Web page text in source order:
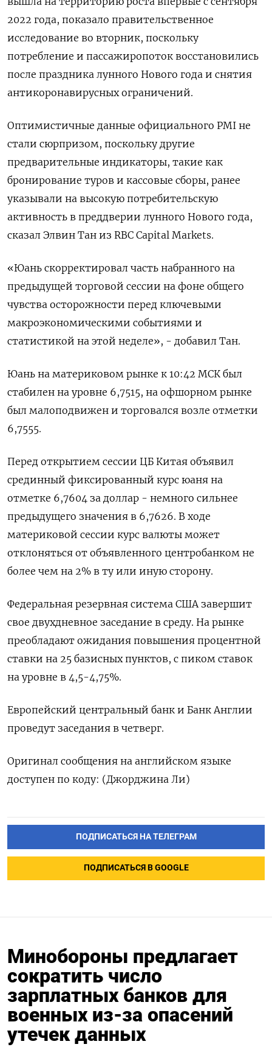
2022 года, показало правительственное
исследование во вторник, поскольку
потребление и пассажиропоток восстановились
после праздника лунного Нового года и снятия
антикоронавирусных ограничений.
Оптимистичные данные официального PMI не
стали сюрпризом, поскольку другие
предварительные индикаторы, такие как
бронирование туров и кассовые сборы, ранее
указывали на высокую потребительскую
активность в преддверии лунного Нового года,
сказал Элвин Тан из RBC Capital Markets.
«Юань скорректировал часть набранного на
предыдущей торговой сессии на фоне общего
чувства осторожности перед ключевыми
макроэкономическими событиями и
статистикой на этой неделе», - добавил Тан.
Юань на материковом рынке к 10:42 МСК был
стабилен на уровне 6,7515​, на офшорном рынке
был малоподвижен и торговался возле отметки
6,7555.
Перед открытием сессии ЦБ Китая объявил
срединный фиксированный курс юаня на
отметке 6,7604 за доллар - немного сильнее
предыдущего значения в 6,7626. В ходе
материковой сессии курс валюты может
отклоняться от объявленного центробанком не
более чем на 2% в ту или иную сторону.
Федеральная резервная система США завершит
свое двухдневное заседание в среду. На рынке
преобладают ожидания повышения процентной
ставки на 25 базисных пунктов, с пиком ставок
на уровне в 4,5-4,75%.
Европейский центральный банк и Банк Англии
проведут заседания в четверг.
Оригинал сообщения на английском языке
доступен по коду: (Джорджина Ли)
ПОДПИСАТЬСЯ НА ТЕЛЕГРАМ
ПОДПИСАТЬСЯ В GOOGLE
Минобороны предлагает
сократить число
зарплатных банков для
военных из-за опасений
утечек данных